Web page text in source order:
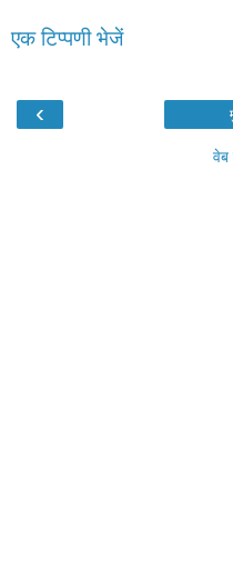
एक टिप्पणी भेजें
‹
वेब